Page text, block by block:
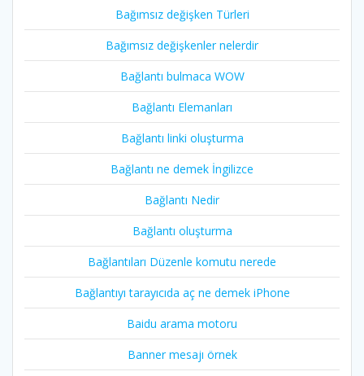
Bağımsız değişken Türleri
Bağımsız değişkenler nelerdir
Bağlantı bulmaca WOW
Bağlantı Elemanları
Bağlantı linki oluşturma
Bağlantı ne demek İngilizce
Bağlantı Nedir
Bağlantı oluşturma
Bağlantıları Düzenle komutu nerede
Bağlantıyı tarayıcıda aç ne demek iPhone
Baidu arama motoru
Banner mesajı örnek